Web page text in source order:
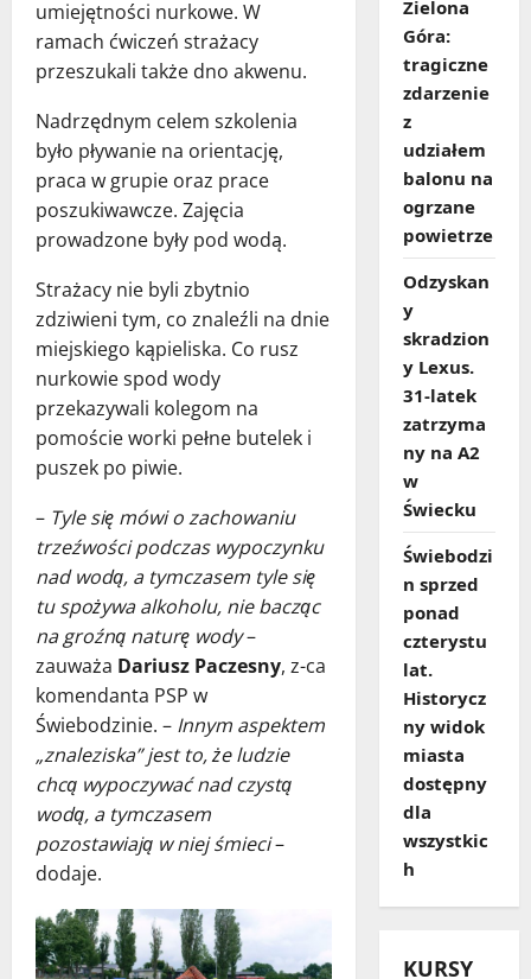
umiejętności nurkowe. W
ramach ćwiczeń strażacy
przeszukali także dno akwenu.
Nadrzędnym celem szkolenia
było pływanie na orientację,
praca w grupie oraz prace
poszukiwawcze. Zajęcia
prowadzone były pod wodą.
Strażacy nie byli zbytnio
zdziwieni tym, co znaleźli na dnie
miejskiego kąpieliska. Co rusz
nurkowie spod wody
przekazywali kolegom na
pomoście worki pełne butelek i
puszek po piwie.
– Tyle się mówi o zachowaniu
trzeźwości podczas wypoczynku
nad wodą, a tymczasem tyle się
tu spożywa alkoholu, nie bacząc
na groźną naturę wody–
zauważa Dariusz Paczesny, z-ca
komendanta PSP w
Świebodzinie. – Innym aspektem
„znaleziska” jest to, że ludzie
chcą wypoczywać nad czystą
wodą, a tymczasem
pozostawiają w niej śmieci–
dodaje.
Zielona
Góra:
tragiczne
zdarzenie
z
udziałem
balonu na
ogrzane
powietrze
Odzyskan
y
skradzion
y Lexus.
31‑latek
zatrzyma
ny na A2
w
Świecku
Świebodzi
n sprzed
ponad
czterystu
lat.
Historycz
ny widok
miasta
dostępny
dla
wszystkic
h
KURSY